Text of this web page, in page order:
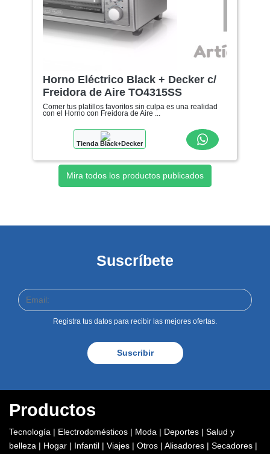
Horno Eléctrico Black + Decker c/
Freidora de Aire TO4315SS
Comer tus platillos favoritos sin culpa es una realidad
con el Horno con Freidora de Aire ...
Tienda Black+Decker
Mira todos los productos publicados
Suscríbete
Suscribir
Registra tus datos para recibir las mejores ofertas.
Productos
Tecnología | Electrodomésticos | Moda | Deportes | Salud y
belleza | Hogar | Infantil | Viajes | Otros | Alisadores | Secadores |